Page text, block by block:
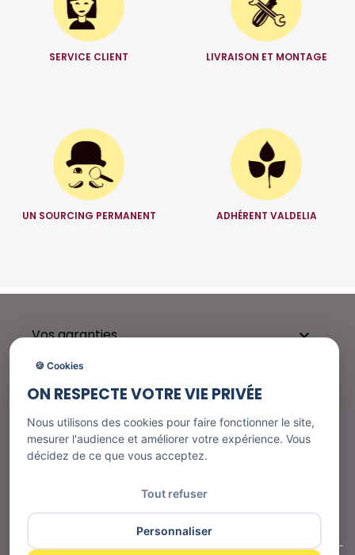
SERVICE CLIENT LIVRAISON ET MONTAGE
UN SOURCING PERMANENT ADHÉRENT VALDELIA
Vos garanties 
Besoin d'aide ?
Nos services
🍪 Cookies
ON RESPECTE VOTRE VIE PRIVÉE
Nous utilisons des cookies pour faire fonctionner le site,
mesurer l'audience et améliorer votre expérience. Vous
décidez de ce que vous acceptez.
Tout refuser
Personnaliser